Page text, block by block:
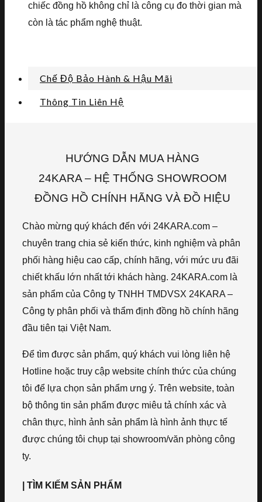
chiếc đồng hồ không chỉ là công cụ đo thời gian mà
còn là tác phẩm nghệ thuật.
Chế Độ Bảo Hành & Hậu Mãi
Thông Tin Liên Hệ
HƯỚNG DẪN MUA HÀNG
24KARA – HỆ THỐNG SHOWROOM
ĐỒNG HỒ CHÍNH HÃNG VÀ ĐỒ HIỆU
Chào mừng quý khách đến với 24KARA.com –
chuyên trang chia sẻ kiến thức, kinh nghiệm và phân
phối hàng hiệu cao cấp, chính hãng, với mức ưu đãi
chiết khấu lớn nhất tới khách hàng. 24KARA.com là
sản phẩm của Công ty TNHH TMDVSX 24KARA –
Công ty phân phối và thẩm định đồng hồ chính hãng
đầu tiên tại Việt Nam.
Để tìm được sản phẩm, quý khách vui lòng liên hệ
Hotline hoặc truy cập website chính thức của chúng
tôi để lựa chọn sản phẩm ưng ý. Trên website, toàn
bộ thông tin sản phẩm được miêu tả chính xác và
chân thực, hình ảnh sản phẩm là hình ảnh thực tế
được chúng tôi chụp tại showroom/văn phòng công
ty.
| TÌM KIẾM SẢN PHẨM